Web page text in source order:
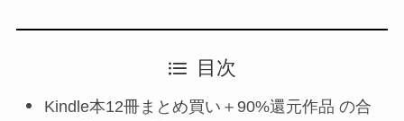
目次
Kindle本12冊まとめ買い＋90%還元作品 の合